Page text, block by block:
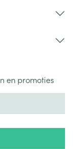
uw bloed
en promoties